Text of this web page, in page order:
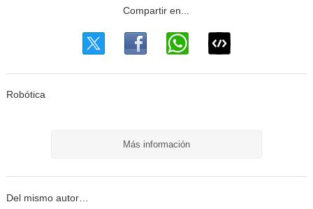
Robótica
Más información
Del mismo autor…